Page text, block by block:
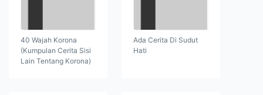
40 Wajah Korona
(Kumpulan Cerita Sisi
Lain Tentang Korona)
Ada Cerita Di Sudut
Hati